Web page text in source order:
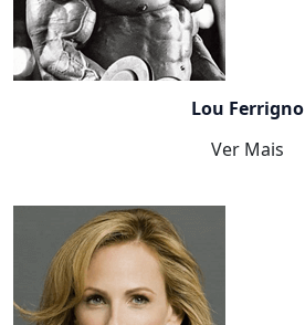
Lou Ferrigno
Ver Mais